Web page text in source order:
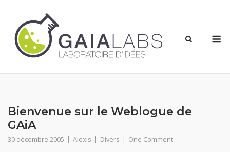
content
Bienvenue sur le Weblogue de
GAiA
30 décembre 2005 Alexis Divers One Comment